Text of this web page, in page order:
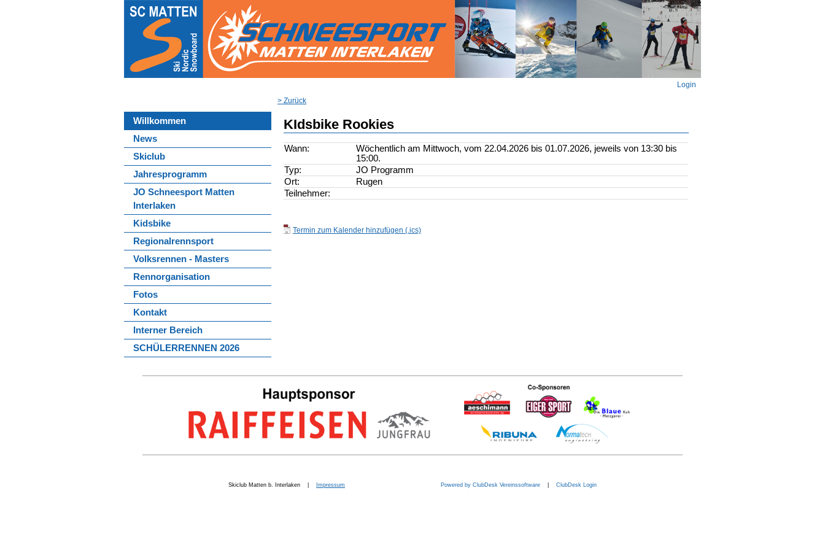
Login
Willkommen
News
Skiclub
Jahresprogramm
JO Schneesport Matten
Interlaken
Kidsbike
Regionalrennsport
Volksrennen - Masters
Rennorganisation
Fotos
Kontakt
Interner Bereich
SCHÜLERRENNEN 2026
> Zurück
KIdsbike Rookies
Wann:
Wöchentlich am Mittwoch, vom 22.04.2026 bis 01.07.2026, jeweils von 13:30 bis
15:00.
Typ:
JO Programm
Ort:
Rugen
Teilnehmer:
Termin zum Kalender hinzufügen (.ics)
Skiclub Matten b. Interlaken | Impressum Powered by ClubDesk Vereinssoftware| ClubDesk Login